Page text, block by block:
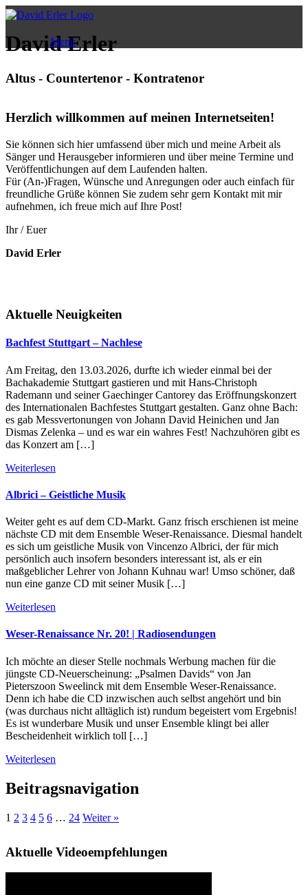
Zum
Inhalt
springen
Menü
David Erler
Altus - Countertenor - Kontratenor
Herzlich willkommen auf meinen Internetseiten!
Sie können sich hier umfassend über mich und meine Arbeit als
Sänger und Herausgeber informieren und über meine Termine und
Veröffentlichungen auf dem Laufenden halten.
Für (An-)Fragen, Wünsche und Anregungen oder auch einfach für
freundliche Grüße können Sie zudem sehr gern Kontakt mit mir
aufnehmen, ich freue mich auf Ihre Post!
Ihr / Euer
David Erler
Aktuelle Neuigkeiten
Bachfest Stuttgart – Nachlese
Am Freitag, den 13.03.2026, durfte ich wieder einmal bei der
Bachakademie Stuttgart gastieren und mit Hans-Christoph
Rademann und seiner Gaechinger Cantorey das Eröffnungskonzert
des Internationalen Bachfestes Stuttgart gestalten. Ganz ohne Bach:
es gab Messvertonungen von Johann David Heinichen und Jan
Dismas Zelenka – und es war ein wahres Fest! Nachzuhören gibt es
das Konzert am […]
Weiterlesen
Albrici – Geistliche Musik
Weiter geht es auf dem CD-Markt. Ganz frisch erschienen ist meine
nächste CD mit dem Ensemble Weser-Renaissance. Diesmal handelt
es sich um geistliche Musik von Vincenzo Albrici, der für mich
persönlich auch insofern besonders interessant ist, als er ein
maßgeblicher Lehrer von Johann Kuhnau war! Umso schöner, daß
nun eine ganze CD mit seiner Musik […]
Weiterlesen
Weser-Renaissance Nr. 20! | Radiosendungen
Ich möchte an dieser Stelle nochmals Werbung machen für die
jüngste CD-Neuerscheinung: „Psalmen Davids“ von Jan
Pieterszoon Sweelinck mit dem Ensemble Weser-Renaissance.
Denn ich habe die CD inzwischen auch selbst angehört und bin
(was durchaus nicht alltäglich ist) rundum begeistert vom Ergebnis!
Es ist wunderbare Musik und unser Ensemble klingt bei aller
Bescheidenheit wirklich toll […]
Weiterlesen
Beitragsnavigation
1 2 3 4 5 6 … 24 Weiter »
Aktuelle Videoempfehlungen